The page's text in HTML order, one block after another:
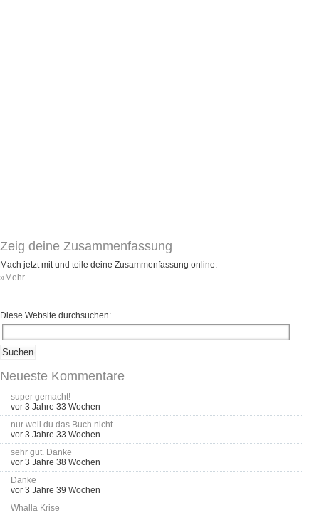
Aktive Forenbeiträge
Dies ist das Forum um neue Funktionen und Information zu Wünschen
Regeln (Bitte vor dem posten lesen)
Zeig deine Zusammenfassung
Mach jetzt mit und teile deine Zusammenfassung online.
»Mehr
Diese Website durchsuchen:
Neueste Kommentare
super gemacht!
vor 3 Jahre 33 Wochen
nur weil du das Buch nicht
vor 3 Jahre 33 Wochen
sehr gut. Danke
vor 3 Jahre 38 Wochen
Danke
vor 3 Jahre 39 Wochen
Whalla Krise